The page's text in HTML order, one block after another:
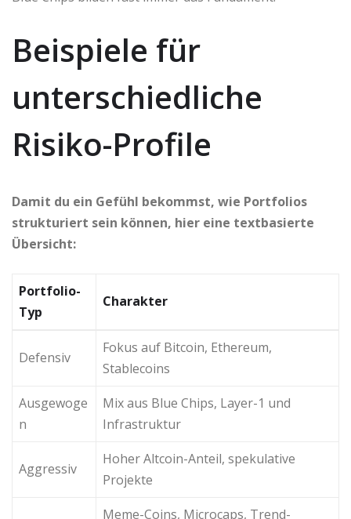
Beispiele für
unterschiedliche
Risiko-Profile
Damit du ein Gefühl bekommst, wie Portfolios
strukturiert sein können, hier eine textbasierte
Übersicht:
Portfolio-
Typ
Charakter
Defensiv
Fokus auf Bitcoin, Ethereum,
Stablecoins
Ausgewoge
n
Mix aus Blue Chips, Layer-1 und
Infrastruktur
Aggressiv
Hoher Altcoin-Anteil, spekulative
Projekte
Meme-Coins, Microcaps, Trend-